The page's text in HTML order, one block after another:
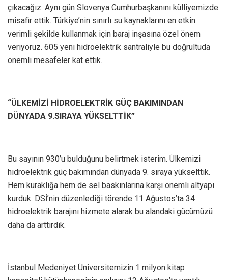
çıkacağız. Aynı gün Slovenya Cumhurbaşkanını külliyemizde
misafir ettik. Türkiye’nin sınırlı su kaynaklarını en etkin
verimli şekilde kullanmak için baraj inşasına özel önem
veriyoruz. 605 yeni hidroelektrik santraliyle bu doğrultuda
önemli mesafeler kat ettik.
“ÜLKEMİZİ HİDROELEKTRİK GÜÇ BAKIMINDAN
DÜNYADA 9.SIRAYA YÜKSELTTİK”
Bu sayının 930’u bulduğunu belirtmek isterim. Ülkemizi
hidroelektrik güç bakımından dünyada 9. sıraya yükselttik.
Hem kuraklığa hem de sel baskınlarına karşı önemli altyapı
kurduk. DSİ’nin düzenlediği törende 11 Ağustos’ta 34
hidroelektrik barajını hizmete alarak bu alandaki gücümüzü
daha da arttırdık.
İstanbul Medeniyet Üniversitemizin 1 milyon kitap